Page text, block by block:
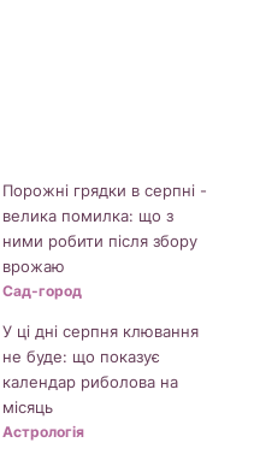
Порожні грядки в серпні -
велика помилка: що з
ними робити після збору
врожаю
Сад-город
У ці дні серпня клювання
не буде: що показує
календар риболова на
місяць
Астрологія